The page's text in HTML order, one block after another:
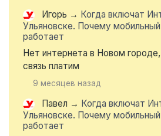
Игорь → Когда включат
Ульяновске. Почему
работает
Нет интернета в Новом
связь платим
9 месяцев назад
Павел → Когда включат
Ульяновске. Почему
работает